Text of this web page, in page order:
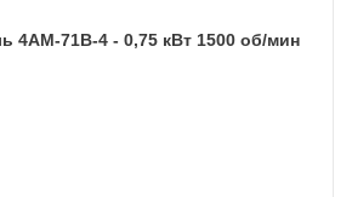
4АМ-71B-4 - 0,75 кВт 1500 об/мин